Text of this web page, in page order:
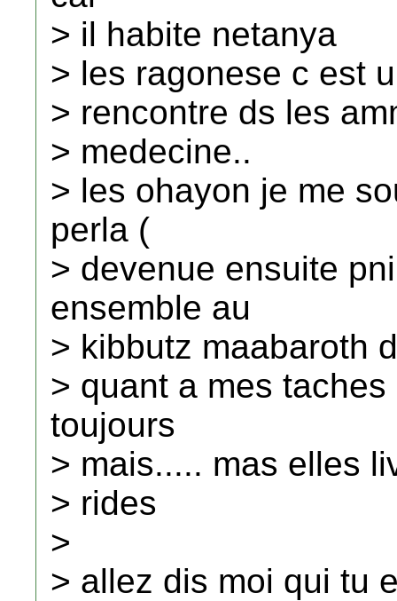
> il habite netanya
> les ragonese c est
> rencontre ds les
> medecine..
> les ohayon je me
perla (
> devenue ensuite
ensemble au
> kibbutz maabaroth
> quant a mes
toujours
> mais..... mas elles
> rides
>
> allez dis moi qui tu